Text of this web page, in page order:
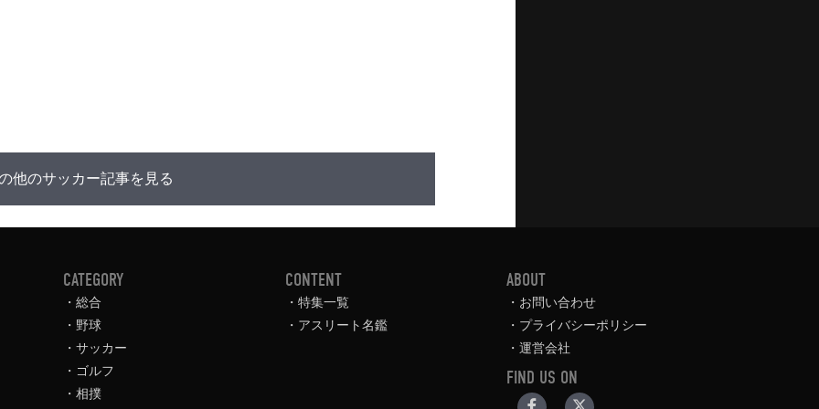
他のサッカー記事を見る
CATEGORY
総合
野球
サッカー
ゴルフ
相撲
CONTENT
特集一覧
アスリート名鑑
ABOUT
お問い合わせ
プライバシーポリシー
運営会社
FIND US ON